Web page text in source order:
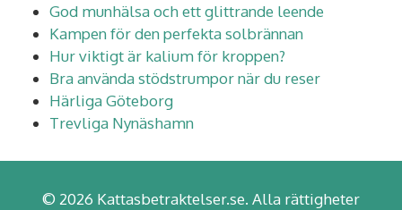
God munhälsa och ett glittrande leende
Kampen för den perfekta solbrännan
Hur viktigt är kalium för kroppen?
Bra använda stödstrumpor när du reser
Härliga Göteborg
Trevliga Nynäshamn
© 2026 Kattasbetraktelser.se. Alla rättigheter